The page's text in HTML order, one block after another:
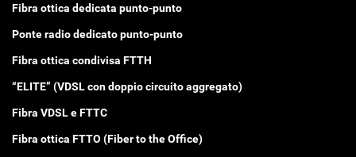
Fibra ottica dedicata punto-punto
Ponte radio dedicato punto-punto
Fibra ottica condivisa FTTH
“ELITE” (VDSL con doppio circuito aggregato)
Fibra VDSL e FTTC
Fibra ottica FTTO (Fiber to the Office)